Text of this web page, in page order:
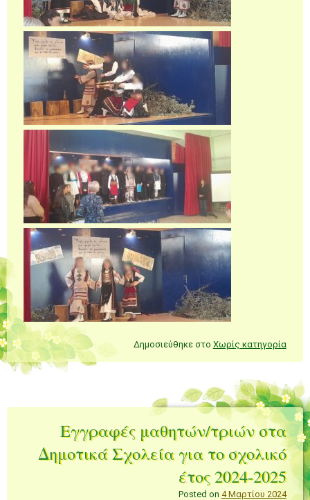
Δημοσιεύθηκε στο Χωρίς κατηγορία
Εγγραφές μαθητών/τριών στα
Δημοτικά Σχολεία για το σχολικό
έτος 2024-2025
Posted on 4 Μαρτίου 2024